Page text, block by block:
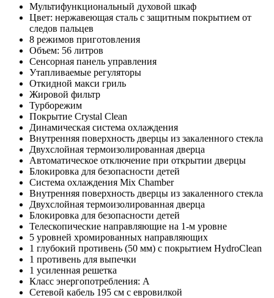
Мультифункциональный духовой шкаф
Цвет: нержавеющая сталь с защитным покрытием от
следов пальцев
8 режимов приготовления
Объем: 56 литров
Cенсорная панель управления
Утапливаемые регуляторы
Откидной макси гриль
Жировой фильтр
Турборежим
Покрытие Crystal Clean
Динамическая система охлаждения
Внутренняя поверхность дверцы из закаленного стекла
Двухслойная термоизолированная дверца
Автоматическое отключение при открытии дверцы
Блокировка для безопасности детей
Cистема охлаждения Mix Chamber
Внутренняя поверхность дверцы из закаленного стекла
Двухслойная термоизолированная дверца
Блокировка для безопасности детей
Телескопические направляющие на 1-м уровне
5 уровней хромированных направляющих
1 глубокий противень (50 мм) с покрытием HydroClean
1 противень для выпечки
1 усиленная решетка
Класс энергопотребления: А
Сетевой кабель 195 см с евровилкой